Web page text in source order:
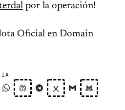
por la operación!
Oficial en Domain
IA